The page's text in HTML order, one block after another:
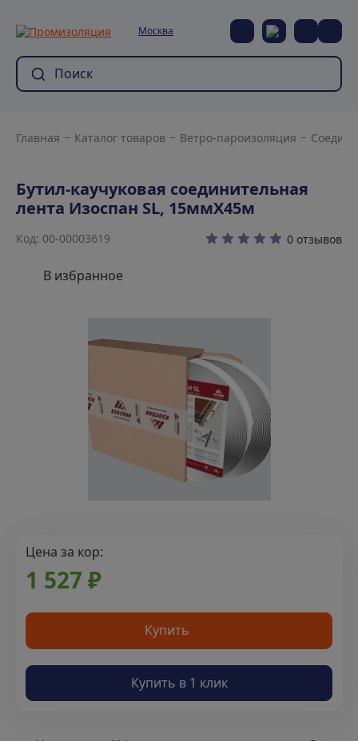
Москва
Главная Каталог товаров Ветро-пароизоляция
Бутил-каучуковая соединительная
лента Изоспан SL, 15ммХ45м
Код: 00-00003619 0 отзывов
В избранное
Цена за кор:
1 527 ₽
Купить
Купить в 1 клик